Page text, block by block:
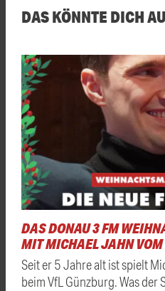
DAS KÖNNTE DICH
DAS DONAU 3 FM
MIT MICHAEL JAHN VOM
Seit er 5 Jahre alt ist spielt
beim VfL Günzburg. Was